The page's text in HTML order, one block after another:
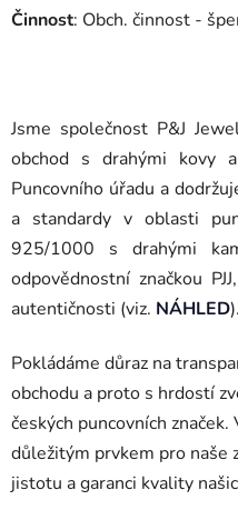
Činnost: Obch. činnost -
Jsme společnost P&J
obchod s drahými kovy
Puncovního úřadu a
a standardy v oblasti
925/1000 s drahými
odpovědnostní značkou
autentičnosti (viz. NÁHLED).
Pokládáme důraz na
obchodu a proto s hrdostí
českých puncovních
důležitým prvkem pro naše
jistotu a garanci kvality